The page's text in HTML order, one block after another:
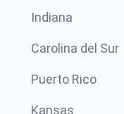
Indiana
Carolina del Sur
Puerto Rico
Kansas